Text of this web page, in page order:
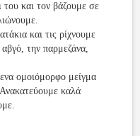
και τον βάζουμε σε
και τις ρίχνουμε
την παρμεζάνα,
ομοιόμορφο μείγμα
καλά